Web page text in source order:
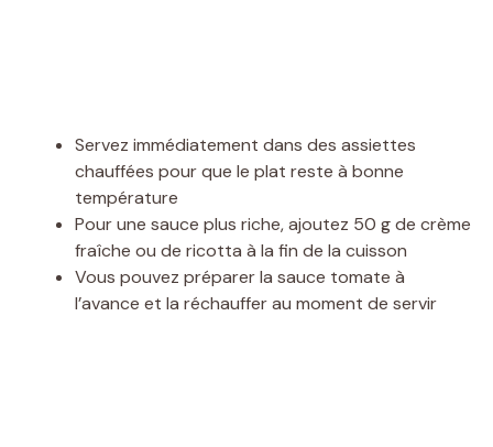
Servez immédiatement dans des assiettes
chauffées pour que le plat reste à bonne
température
Pour une sauce plus riche, ajoutez 50 g de crème
fraîche ou de ricotta à la fin de la cuisson
Vous pouvez préparer la sauce tomate à
l’avance et la réchauffer au moment de servir